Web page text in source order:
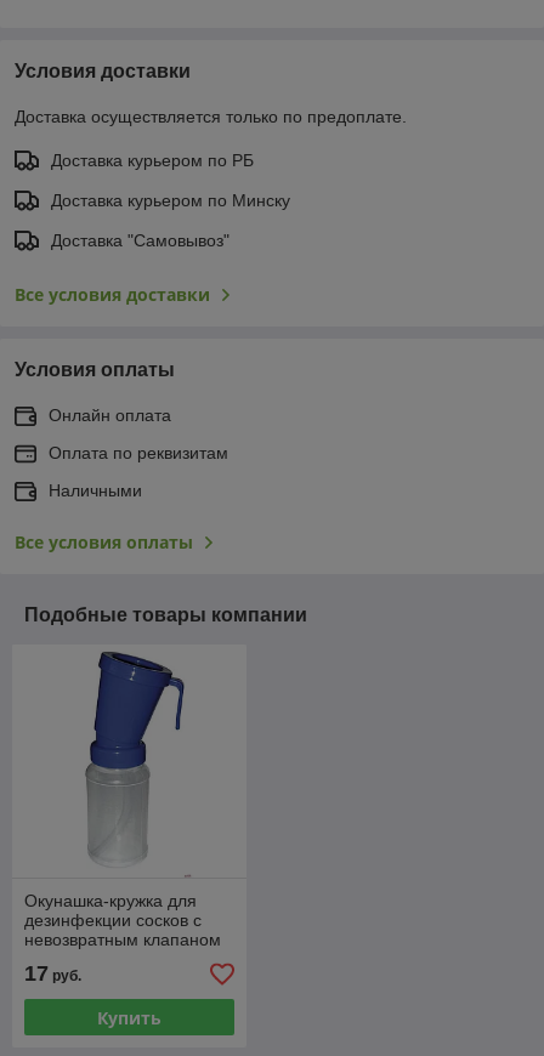
Условия доставки
Доставка осуществляется только по предоплате.
Доставка курьером по РБ
Доставка курьером по Минску
Доставка "Самовывоз"
Все условия доставки
Условия оплаты
Онлайн оплата
Оплата по реквизитам
Наличными
Все условия оплаты
Подобные товары компании
Окунашка-кружка для
дезинфекции сосков с
невозвратным клапаном
17 руб.
Купить